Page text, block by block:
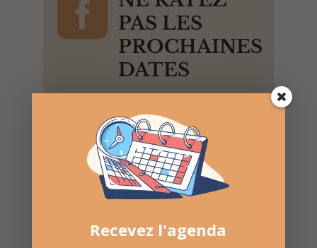

PAS LES
PROCHAINES
DATES
pour recevoir un résumé
une fois par semaine.
Recevez l'agenda